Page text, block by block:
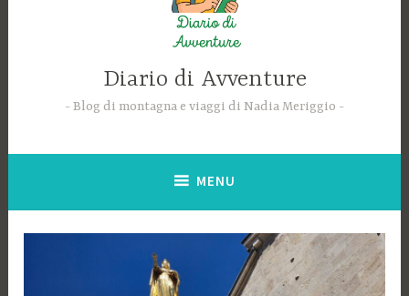
Diario di Avventure
Blog di montagna e viaggi di Nadia Meriggio
MENU